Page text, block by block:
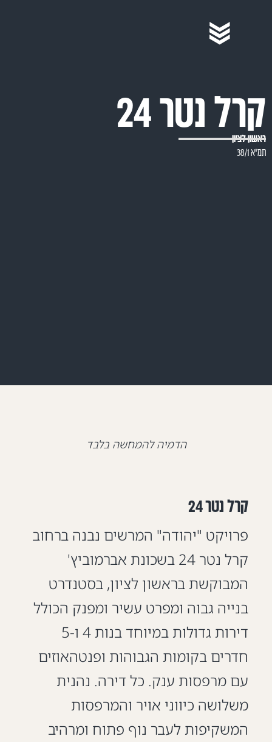
נטר 24
לציון
38/1
הדמיה להמחשה בלבד
קרל נטר 24
פרויקט "יהודה" המרשים נבנה ברחוב
קרל נטר 24 בשכונת אברמוביץ'
המבוקשת בראשון לציון, בסטנדרט
בנייה גבוה ומפרט עשיר ומפנק הכולל
דירות גדולות במיוחד בנות 4 ו-5
חדרים בקומות הגבוהות ופנטהאוזים
עם מרפסות ענק. כל דירה. נהנית
משלושה כיווני אויר והמרפסות
המשקיפות לעבר נוף פתוח ומרהיב